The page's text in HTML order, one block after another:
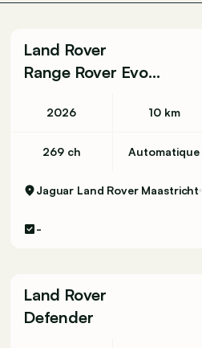
Land Rover
Range Rover Evoque
2026 10 km
269 ch Automatique
Jaguar Land Rover Maastricht
-
Land Rover
Defender